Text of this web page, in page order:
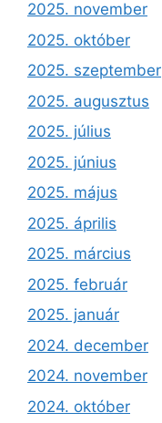
2025. november
2025. október
2025. szeptember
2025. augusztus
2025. július
2025. június
2025. május
2025. április
2025. március
2025. február
2025. január
2024. december
2024. november
2024. október